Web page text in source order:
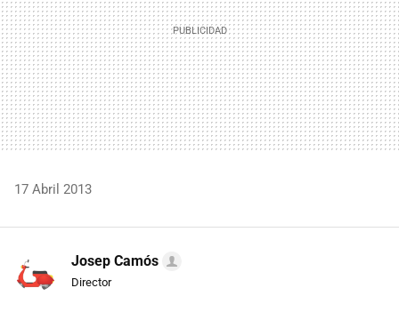
17 Abril 2013
Josep Camós
Director